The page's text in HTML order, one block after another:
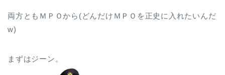
両方ともＭＰＯから(どんだけＭＰＯを正史に入れたいんだ
w)
まずはジーン。